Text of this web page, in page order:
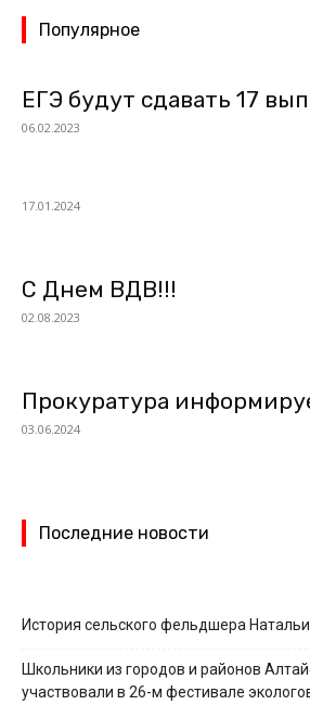
Популярное
ЕГЭ будут сдавать 17
06.02.2023
17.01.2024
С Днем ВДВ!!!
02.08.2023
Прокуратура
03.06.2024
Последние новости
История сельского фельдшера
Школьники из городов и районов
участвовали в 26-м фестивале